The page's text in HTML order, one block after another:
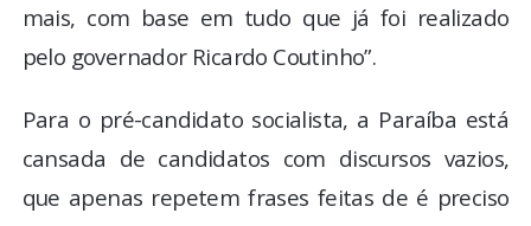
mais, com base em tudo que já foi realizado
pelo governador Ricardo Coutinho”.
Para o pré-candidato socialista, a Paraíba está
cansada de candidatos com discursos vazios,
que apenas repetem frases feitas de é preciso